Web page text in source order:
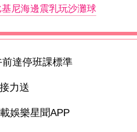
尼海邊震乳玩沙灘球
達停班課標準
力送
娛樂星聞APP